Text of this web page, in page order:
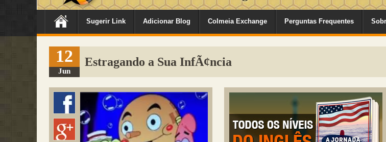
Sugerir Link Adicionar Blog Colmeia Exchange Perguntas Frequentes
12
Jun
Estragando a Sua InfÃ¢ncia